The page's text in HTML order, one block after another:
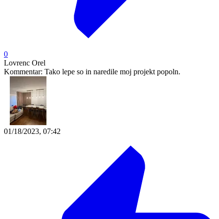
0
Lovrenc Orel
Kommentar: Tako lepe so in naredile moj projekt popoln.
01/18/2023, 07:42